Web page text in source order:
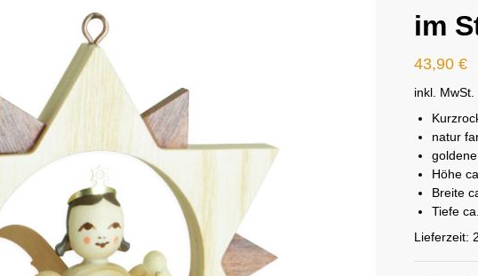
im
43,90€
inkl. MwSt.
natur
Höhe
Breite
Tiefe
Lieferzeit: